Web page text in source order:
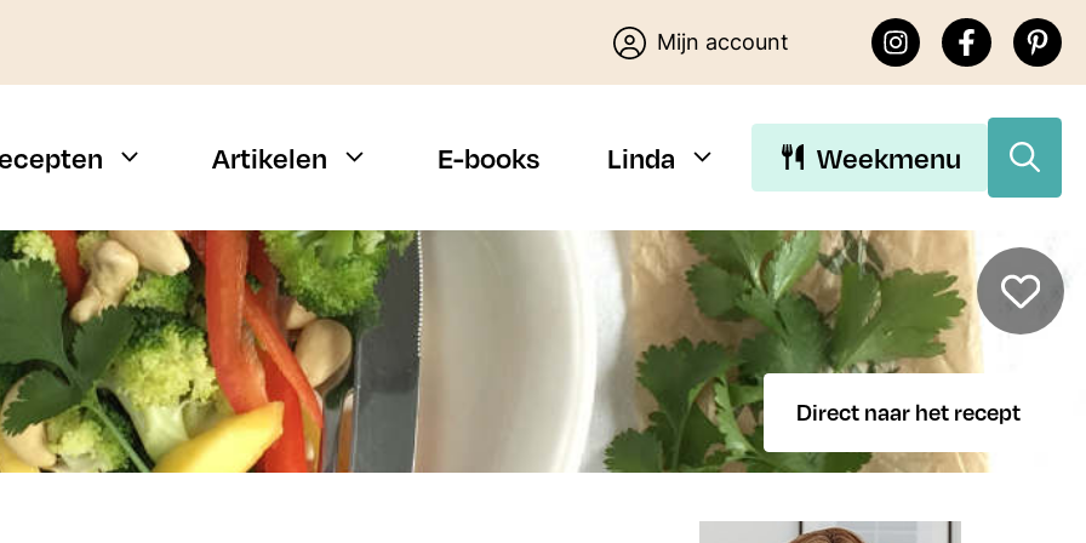
Mijn account
Weekmenu
Snelle recepten
Campingrecepten
BBQ recepten
Vis
Vlees
Vegetarisch
Alle types
Download Linda’s E-
books
Download de gratis E-books van
kiezen uit 15 makkelijke recepten
Artikelen E-books Linda Weekmenu
Direct naar het recept